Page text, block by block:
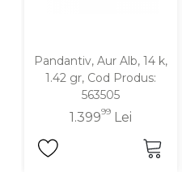
Pandantiv, Aur Alb, 14 k,
1.42 gr, Cod Produs:
563505
1.39999Lei